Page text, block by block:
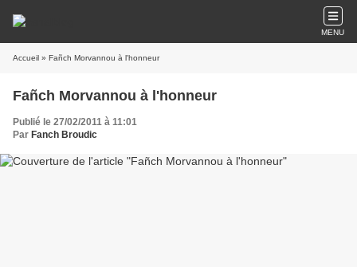
MENU
Accueil » Fañch Morvannou à l'honneur
Fañch Morvannou à l'honneur
Publié le 27/02/2011 à 11:01
Par Fanch Broudic